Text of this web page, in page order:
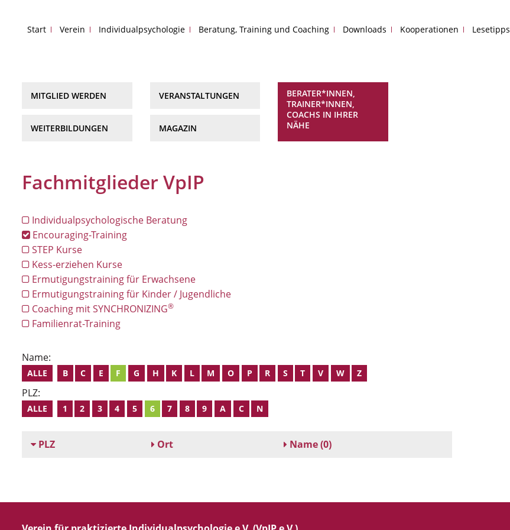
Start Verein Individualpsychologie Beratung, Training und Coaching Downloads Kooperationen Lesetipps
MITGLIED WERDEN
WEITERBILDUNGEN
VERANSTALTUNGEN
MAGAZIN
BERATER*INNEN,
TRAINER*INNEN,
COACHS IN IHRER
NÄHE
Fachmitglieder VpIP
Individualpsychologische Beratung
Encouraging-Training
STEP Kurse
Kess-erziehen Kurse
Ermutigungstraining für Erwachsene
Ermutigungstraining für Kinder / Jugendliche
Coaching mit SYNCHRONIZING®
Familienrat-Training
Name:
ALLE B C E F G H K L M O P R S T V W Z
PLZ:
ALLE 1 2 3 4 5 6 7 8 9 A C N
PLZ Ort Name(0)